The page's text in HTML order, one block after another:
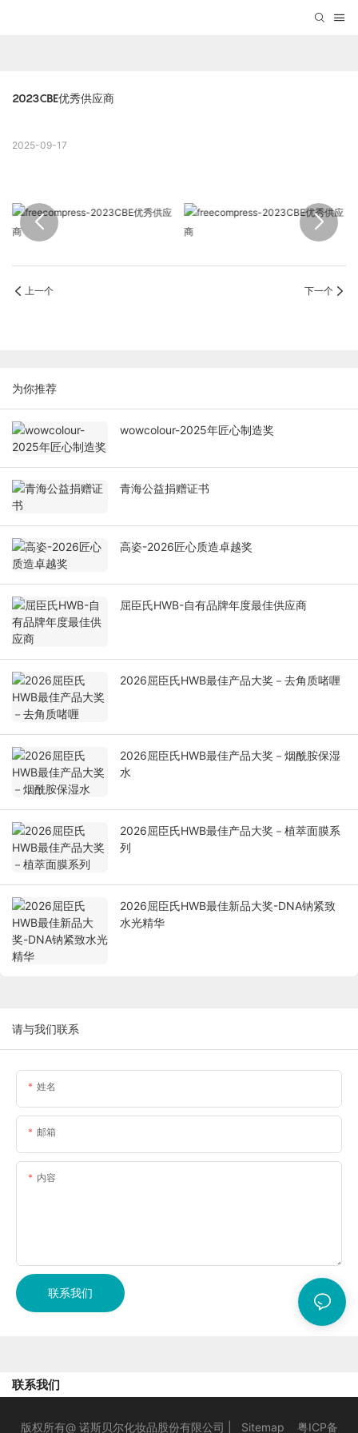
2023CBE优秀供应商
2025-09-17
上一个 下一个
为你推荐
wowcolour-2025年匠心制造奖
青海公益捐赠证书
高姿-2026匠心质造卓越奖
屈臣氏HWB-自有品牌年度最佳供应商
2026屈臣氏HWB最佳产品大奖－去角质啫喱
2026屈臣氏HWB最佳产品大奖－烟酰胺保湿
水
2026屈臣氏HWB最佳产品大奖－植萃面膜系
列
2026屈臣氏HWB最佳新品大奖-DNA钠紧致
水光精华
请与我们联系
姓名
邮箱
内容
联系我们
联系我们
版权所有@ 诺斯贝尔化妆品股份有限公司 | Sitemap 粤ICP备